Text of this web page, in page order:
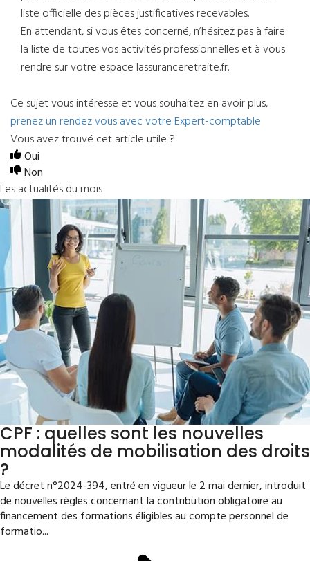
liste officielle des pièces justificatives recevables.
En attendant, si vous êtes concerné, n’hésitez pas à faire
la liste de toutes vos activités professionnelles et à vous
rendre sur votre espace lassuranceretraite.fr.
Ce sujet vous intéresse et vous souhaitez en avoir plus,
prenez un rendez vous avec votre Expert-comptable
Vous avez trouvé cet article utile ?
Oui
Non
Les actualités du mois
CPF : quelles sont les nouvelles
modalités de mobilisation des droits
?
Le décret n°2024-394, entré en vigueur le 2 mai dernier, introduit
de nouvelles règles concernant la contribution obligatoire au
financement des formations éligibles au compte personnel de
formatio...